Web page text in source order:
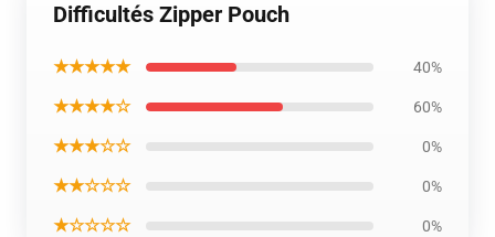
Difficultés Zipper Pouch
★★★★★ 40%
★★★★☆ 60%
★★★☆☆ 0%
★★☆☆☆ 0%
★☆☆☆☆ 0%